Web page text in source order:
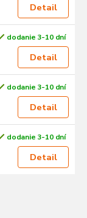
Detail
dodanie 3-10 dní
Detail
dodanie 3-10 dní
Detail
dodanie 3-10 dní
Detail